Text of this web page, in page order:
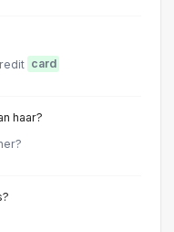
card
haar?